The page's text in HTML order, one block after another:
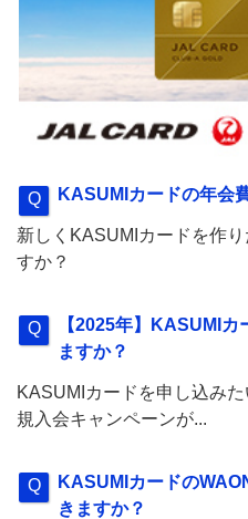
KASUMIカードの年会
新しくKASUMIカードを作
すか？
【2025年】KASUMI
ますか？
KASUMIカードを申し込み
規入会キャンペーンが...
KASUMIカードの
きますか？